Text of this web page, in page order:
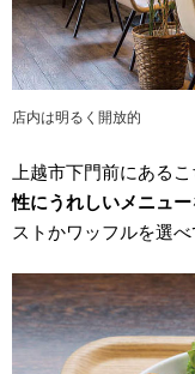
店内は明るく開放的
上越市下門前にある
性にうれしいメニュー
ストかワッフルを選